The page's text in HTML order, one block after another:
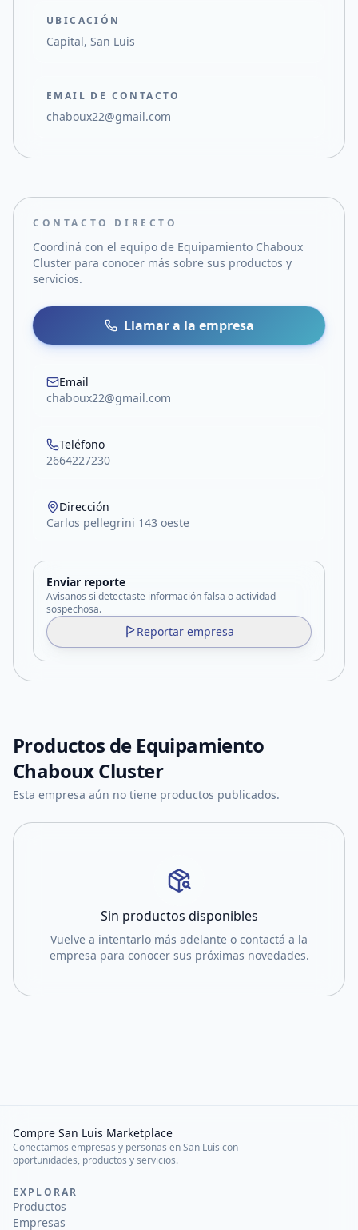
UBICACIÓN
Capital, San Luis
EMAIL DE CONTACTO
chaboux22@gmail.com
CONTACTO DIRECTO
Coordiná con el equipo de Equipamiento Chaboux
Cluster para conocer más sobre sus productos y
servicios.
Llamar a la empresa
Email
chaboux22@gmail.com
Teléfono
2664227230
Dirección
Carlos pellegrini 143 oeste
Enviar reporte
Avisanos si detectaste información falsa o actividad
sospechosa.
Reportar empresa
Productos de Equipamiento
Chaboux Cluster
Esta empresa aún no tiene productos publicados.
Sin productos disponibles
Vuelve a intentarlo más adelante o contactá a la
empresa para conocer sus próximas novedades.
Compre San Luis Marketplace
Conectamos empresas y personas en San Luis con
oportunidades, productos y servicios.
EXPLORAR
Productos
Empresas